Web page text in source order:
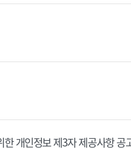
개인정보 제3자 제공사항 공